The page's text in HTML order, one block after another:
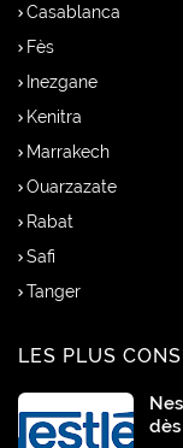
Casablanca
Fès
Inezgane
Kenitra
Marrakech
Ouarzazate
Rabat
Safi
Tanger
LES PLUS